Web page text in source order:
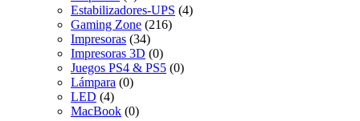
Estabilizadores-UPS (4)
Gaming Zone (216)
Impresoras (34)
Impresoras 3D (0)
Juegos PS4 & PS5 (0)
Lámpara (0)
LED (4)
MacBook (0)